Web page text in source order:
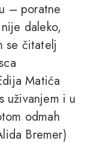
– poratne
daleko,
se čitatelj
Matića
uživanjem i u
odmah
Bremer)